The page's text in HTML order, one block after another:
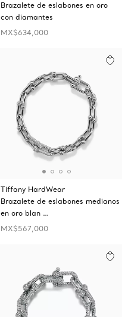
Brazalete de eslabones en oro
con diamantes
MX$634,000
Tiffany HardWear
Brazalete de eslabones medianos
en oro blan …
MX$567,000